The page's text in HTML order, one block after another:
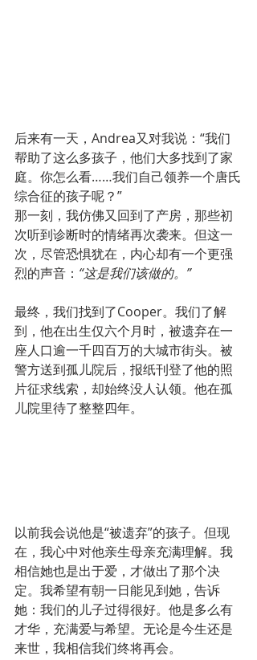
后来有一天，Andrea又对我说：“我们
帮助了这么多孩子，他们大多找到了家
庭。你怎么看……我们自己领养一个唐氏
综合征的孩子呢？”
那一刻，我仿佛又回到了产房，那些初
次听到诊断时的情绪再次袭来。但这一
次，尽管恐惧犹在，内心却有一个更强
烈的声音： “这是我们该做的。”
最终，我们找到了Cooper。我们了解
到，他在出生仅六个月时，被遗弃在一
座人口逾一千四百万的大城市街头。被
警方送到孤儿院后，报纸刊登了他的照
片征求线索，却始终没人认领。他在孤
儿院里待了整整四年。
以前我会说他是“被遗弃”的孩子。但现
在，我心中对他亲生母亲充满理解。我
相信她也是出于爱，才做出了那个决
定。我希望有朝一日能见到她，告诉
她：我们的儿子过得很好。他是多么有
才华，充满爱与希望。无论是今生还是
来世，我相信我们终将再会。